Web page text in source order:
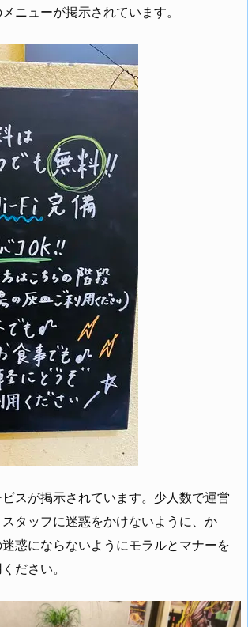
ニューが掲示されています。
スが掲示されています。少人数で運営
タッフに迷惑をかけないように、か
惑にならないようにモラルとマナーを
ださい。